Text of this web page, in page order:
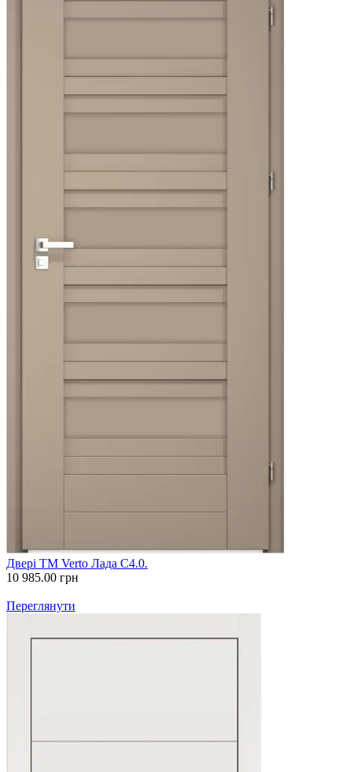
Двері ТМ Verto Лада С4.0.
10 985.00 грн
Переглянути